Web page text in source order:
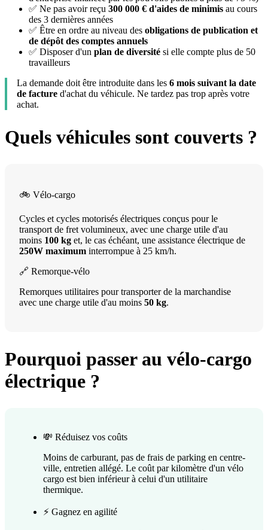
✅ Ne pas avoir reçu 300 000 € d'aides de minimis au cours
des 3 dernières années
✅ Être en ordre au niveau des obligations de publication et
de dépôt des comptes annuels
✅ Disposer d'un plan de diversité si elle compte plus de 50
travailleurs
La demande doit être introduite dans les 6 mois suivant la date
de facture d'achat du véhicule. Ne tardez pas trop après votre
achat.
Quels véhicules sont couverts ?
🚲 Vélo-cargo
Cycles et cycles motorisés électriques conçus pour le
transport de fret volumineux, avec une charge utile d'au
moins 100 kg et, le cas échéant, une assistance électrique de
250W maximum interrompue à 25 km/h.
🔗 Remorque-vélo
Remorques utilitaires pour transporter de la marchandise
avec une charge utile d'au moins 50 kg.
Pourquoi passer au vélo-cargo
électrique ?
💸 Réduisez vos coûts
Moins de carburant, pas de frais de parking en centre-
ville, entretien allégé. Le coût par kilomètre d'un vélo
cargo est bien inférieur à celui d'un utilitaire
thermique.
⚡ Gagnez en agilité